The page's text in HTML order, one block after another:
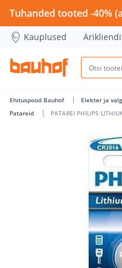
PATAREI PHILIPS LITHIUM
Tuhanded tooted -40%
Kauplused
Ehituspood Bauhof Elekter ja
Patareid
PATAREI PHILIPS